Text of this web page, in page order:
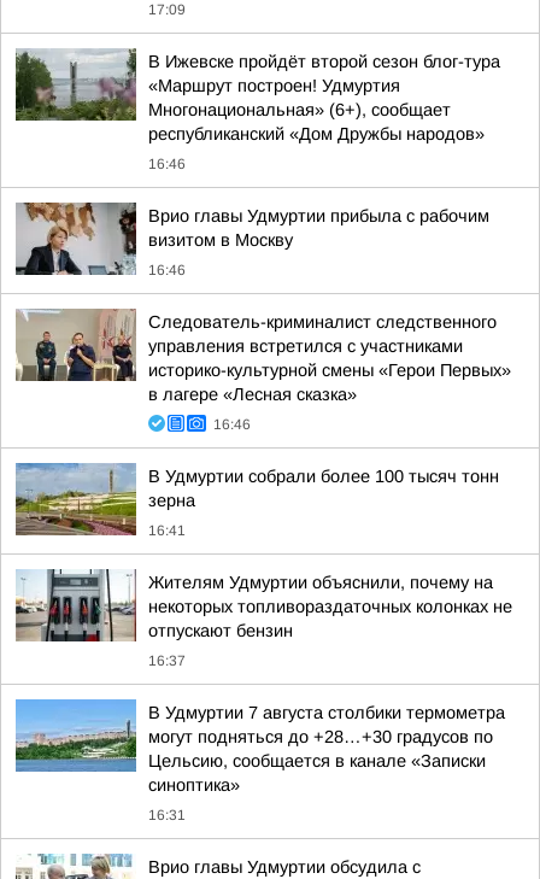
17:09
В Ижевске пройдёт второй сезон блог-тура
«Маршрут построен! Удмуртия
Многонациональная» (6+), сообщает
республиканский «Дом Дружбы народов»
16:46
Врио главы Удмуртии прибыла с рабочим
визитом в Москву
16:46
Следователь-криминалист следственного
управления встретился с участниками
историко-культурной смены «Герои Первых»
в лагере «Лесная сказка»
16:46
В Удмуртии собрали более 100 тысяч тонн
зерна
16:41
Жителям Удмуртии объяснили, почему на
некоторых топливораздаточных колонках не
отпускают бензин
16:37
В Удмуртии 7 августа столбики термометра
могут подняться до +28…+30 градусов по
Цельсию, сообщается в канале «Записки
синоптика»
16:31
Врио главы Удмуртии обсудила с